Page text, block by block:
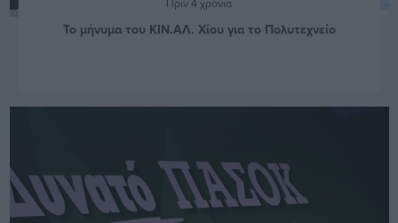
Πριν 4 χρόνια
Το μήνυμα του ΚΙΝ.ΑΛ. Χίου για το Πολυτεχνείο